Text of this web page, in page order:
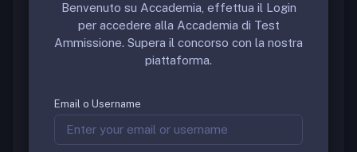
concorso SSM 2021.Allert Bando . Per rimanere
aggiornato iscriviti al gruppo o alla chat del concorso
SSM 2021:
Gruppo FB
Ogni giorno vengono pubblicate tutte le più
importanti e recenti notizie per il concorso SSM &
Benvenuto su Accademia, effettua il Login
per accedere alla Accademia di Test
Ammissione. Supera il concorso con la nostra
piattaforma.
Email o Username